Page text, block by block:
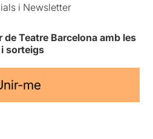
i Newsletter
Teatre Barcelona amb les
sorteigs
me